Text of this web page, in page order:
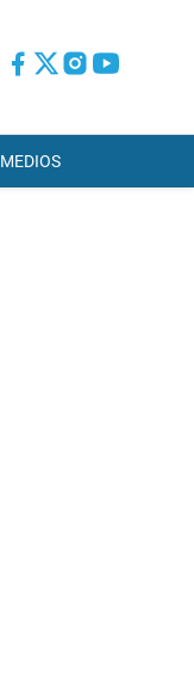
MEDIOS